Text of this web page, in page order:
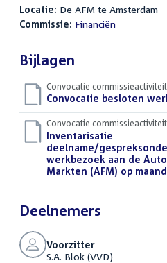
Locatie: De AFM te Amsterdam
Commissie: Financiën
Bijlagen
Convocatie commissieactiviteit
Download
bestand:
Convocatie besloten
Convocatie commissieactiviteit
Download
bestand:
Inventarisatie
deelname/
werkbezoek aan de
Markten (AFM) op
Deelnemers
Voorzitter
S.A. Blok (VVD)